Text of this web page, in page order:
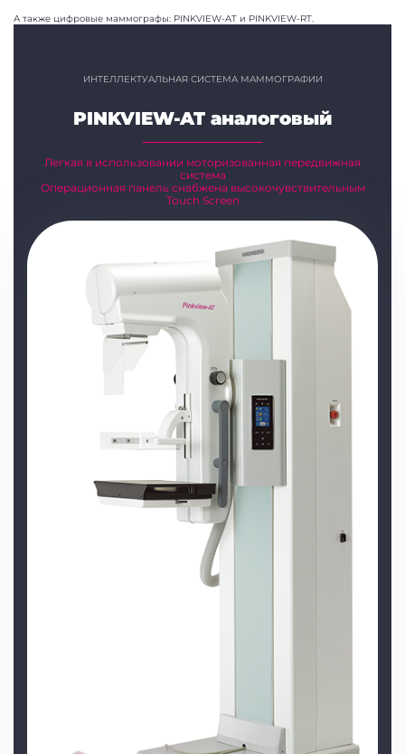
А также цифровые маммографы: PINKVIEW-AT и PINKVIEW-RT.
ИНТЕЛЛЕКТУАЛЬНАЯ СИСТЕМА МАММОГРАФИИ
PINKVIEW-AT аналоговый
Легкая в использовании моторизованная передвижная
система
Операционная панель снабжена высокочувствительным
Touch Screen